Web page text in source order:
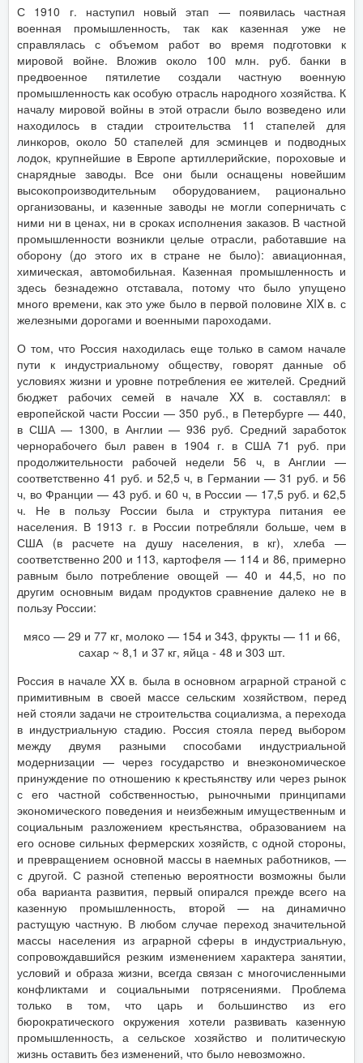
С 1910 г. наступил новый этап — появилась частная
военная промышленность, так как казенная уже не
справлялась с объемом работ во время подготовки к
мировой войне. Вложив около 100 млн. руб. банки в
предвоенное пятилетие создали частную военную
промышленность как особую отрасль народного хозяйства. К
началу мировой войны в этой отрасли было возведено или
находилось в стадии строительства 11 стапелей для
линкоров, около 50 стапелей для эсминцев и подводных
лодок, крупнейшие в Европе артиллерийские, пороховые и
снарядные заводы. Все они были оснащены новейшим
высокопроизводительным оборудованием, рационально
организованы, и казенные заводы не могли соперничать с
ними ни в ценах, ни в сроках исполнения заказов. В частной
промышленности возникли целые отрасли, работавшие на
оборону (до этого их в стране не было): авиационная,
химическая, автомобильная. Казенная промышленность и
здесь безнадежно отставала, потому что было упущено
много времени, как это уже было в первой половине XIX в. с
железными дорогами и военными пароходами.
О том, что Россия находилась еще только в самом начале
пути к индустриальному обществу, говорят данные об
условиях жизни и уровне потребления ее жителей. Средний
бюджет рабочих семей в начале XX в. составлял: в
европейской части России — 350 руб., в Петербурге — 440,
в США — 1300, в Англии — 936 руб. Средний заработок
чернорабочего был равен в 1904 г. в США 71 руб. при
продолжительности рабочей недели 56 ч, в Англии —
соответственно 41 руб. и 52,5 ч, в Германии — 31 руб. и 56
ч, во Франции — 43 руб. и 60 ч, в России — 17,5 руб. и 62,5
ч. Не в пользу России была и структура питания ее
населения. В 1913 г. в России потребляли больше, чем в
США (в расчете на душу населения, в кг), хлеба —
соответственно 200 и 113, картофеля — 114 и 86, примерно
равным было потребление овощей — 40 и 44,5, но по
другим основным видам продуктов сравнение далеко не в
пользу России:
мясо — 29 и 77 кг, молоко — 154 и 343, фрукты — 11 и 66,
сахар ~ 8,1 и 37 кг, яйца - 48 и 303 шт.
Россия в начале XX в. была в основном аграрной страной с
примитивным в своей массе сельским хозяйством, перед
ней стояли задачи не строительства социализма, а перехода
в индустриальную стадию. Россия стояла перед выбором
между двумя разными способами индустриальной
модернизации — через государство и внеэкономическое
принуждение по отношению к крестьянству или через рынок
с его частной собственностью, рыночными принципами
экономического поведения и неизбежным имущественным и
социальным разложением крестьянства, образованием на
его основе сильных фермерских хозяйств, с одной стороны,
и превращением основной массы в наемных работников, —
с другой. С разной степенью вероятности возможны были
оба варианта развития, первый опирался прежде всего на
казенную промышленность, второй — на динамично
растущую частную. В любом случае переход значительной
массы населения из аграрной сферы в индустриальную,
сопровождавшийся резким изменением характера занятии,
условий и образа жизни, всегда связан с многочисленными
конфликтами и социальными потрясениями. Проблема
только в том, что царь и большинство из его
бюрократического окружения хотели развивать казенную
промышленность, а сельское хозяйство и политическую
жизнь оставить без изменений, что было невозможно.